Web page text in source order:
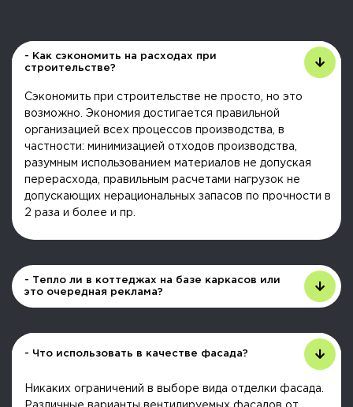
- Как сэкономить на расходах при
строительстве?
Сэкономить при строительстве не просто, но это
возможно. Экономия достигается правильной
организацией всех процессов производства, в
частности: минимизацией отходов производства,
разумным использованием материалов не допуская
перерасхода, правильным расчетами нагрузок не
допускающих нерациональных запасов по прочности в
2 раза и более и пр.
- Тепло ли в коттеджах на базе каркасов или
это очередная реклама?
- Что использовать в качестве фасада?
Никаких ограничений в выборе вида отделки фасада.